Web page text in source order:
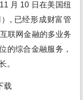
月 10 日在美国纽
, 已经形成财富管
联网金融的多业务
的综合金融服务，
。